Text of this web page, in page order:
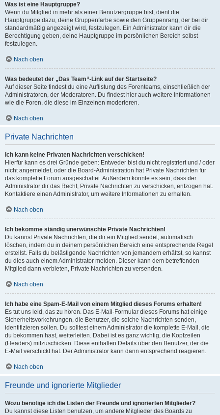
Was ist eine Hauptgruppe?
Wenn du Mitglied in mehr als einer Benutzergruppe bist, dient die
Hauptgruppe dazu, deine Gruppenfarbe sowie den Gruppenrang, der bei dir
standardmäßig angezeigt wird, festzulegen. Ein Administrator kann dir die
Berechtigung geben, deine Hauptgruppe im persönlichen Bereich selbst
festzulegen.
Nach oben
Was bedeutet der „Das Team“-Link auf der Startseite?
Auf dieser Seite findest du eine Auflistung des Forenteams, einschließlich der
Administratoren, der Moderatoren. Du findest hier auch weitere Informationen
wie die Foren, die diese im Einzelnen moderieren.
Nach oben
Private Nachrichten
Ich kann keine Privaten Nachrichten verschicken!
Hierfür kann es drei Gründe geben: Entweder bist du nicht registriert und / oder
nicht angemeldet, oder die Board-Administration hat Private Nachrichten für
das komplette Forum ausgeschaltet. Außerdem könnte es sein, dass der
Administrator dir das Recht, Private Nachrichten zu verschicken, entzogen hat.
Kontaktiere einen Administrator, um weitere Informationen zu erhalten.
Nach oben
Ich bekomme ständig unerwünschte Private Nachrichten!
Du kannst Private Nachrichten, die dir ein Mitglied sendet, automatisch
löschen, indem du in deinem persönlichen Bereich eine entsprechende Regel
erstellst. Falls du belästigende Nachrichten von jemandem erhältst, so kannst
du dies auch einem Administrator melden. Dieser kann dem betreffenden
Mitglied dann verbieten, Private Nachrichten zu versenden.
Nach oben
Ich habe eine Spam-E-Mail von einem Mitglied dieses Forums erhalten!
Es tut uns leid, das zu hören. Das E-Mail-Formular dieses Forums hat einige
Sicherheitsvorkehrungen, die Benutzer, die solche Nachrichten senden,
identifizieren sollen. Du solltest einem Administrator die komplette E-Mail, die
du bekommen hast, weiterleiten. Dabei ist es ganz wichtig, die Kopfzeilen
(Headers) mitzuschicken. Diese enthalten Details über den Benutzer, der die
E-Mail verschickt hat. Der Administrator kann dann entsprechend reagieren.
Nach oben
Freunde und ignorierte Mitglieder
Wozu benötige ich die Listen der Freunde und ignorierten Mitglieder?
Du kannst diese Listen benutzen, um andere Mitglieder des Boards zu